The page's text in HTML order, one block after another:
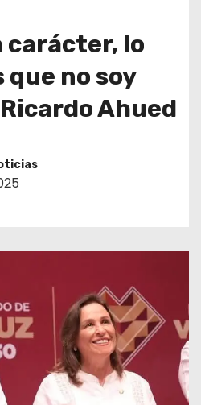
carácter, lo
que no soy
Ahued